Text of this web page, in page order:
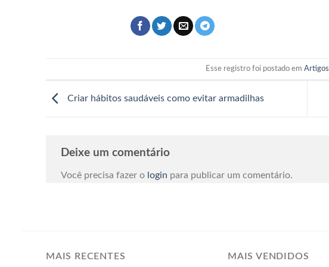
Esse registro foi postado emArtigos
Criar hábitos saudáveis como evitar armadilhas
Deixe um comentário
Você precisa fazer o login para publicar um comentário.
MAIS RECENTES MAIS VENDIDOS